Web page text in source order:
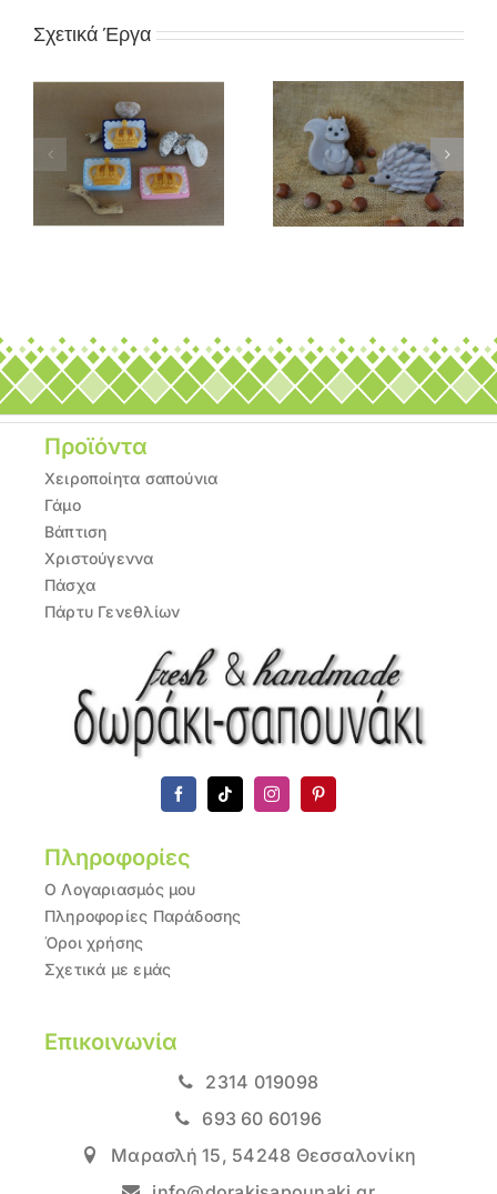
Σχετικά Έργα
Σαπούνι «Ζωάκια
δάσους»
Σαπούνι «Ουράνιο
τόξο»
Προϊόντα
Χειροποίητα σαπούνια
Γάμο
Βάπτιση
Χριστούγεννα
Πάσχα
Πάρτυ Γενεθλίων
Πληροφορίες
Ο Λογαριασμός μου
Πληροφορίες Παράδοσης
Όροι χρήσης
Σχετικά με εμάς
Επικοινωνία
2314 019098
693 60 60196
Μαρασλή 15, 54248 Θεσσαλονίκη